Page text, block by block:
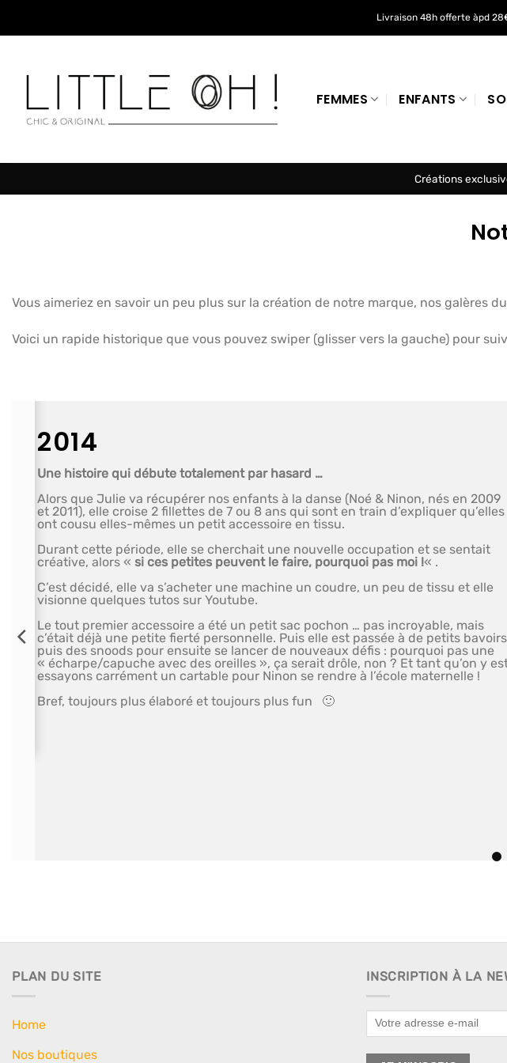
Livraison 48h offerte àpd
FEMMES ENFANTS
Créations
Vous aimeriez en savoir un peu plus sur la création de notre marque, nos galères
Voici un rapide historique que vous pouvez swiper (glisser vers la gauche) pour
2014
Une histoire qui débute totalement par hasard …
Alors que Julie va récupérer nos enfants à la danse (Noé & Ninon, nés en 2009
et 2011), elle croise 2 fillettes de 7 ou 8 ans qui sont en train d’expliquer qu’elles
ont cousu elles-mêmes un petit accessoire en tissu.
Durant cette période, elle se cherchait une nouvelle occupation et se sentait
créative, alors « si ces petites peuvent le faire, pourquoi pas moi !« .
C’est décidé, elle va s’acheter une machine un coudre, un peu de tissu et elle
visionne quelques tutos sur Youtube.
Le tout premier accessoire a été un petit sac pochon … pas incroyable, mais
c’était déjà une petite fierté personnelle. Puis elle est passée à de petits
puis des snoods pour ensuite se lancer de nouveaux défis : pourquoi pas une
« écharpe/capuche avec des oreilles », ça serait drôle, non ? Et tant qu’on y
essayons carrément un cartable pour Ninon se rendre à l’école maternelle !
Bref, toujours plus élaboré et toujours plus fun 🙂
PLAN DU SITE
Home
Nos boutiques
INSCRIPTION À LA